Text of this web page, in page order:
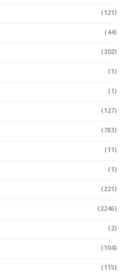
(121)
(44)
(302)
(1)
(1)
(127)
(783)
(11)
(1)
(221)
(2246)
(2)
(104)
(115)